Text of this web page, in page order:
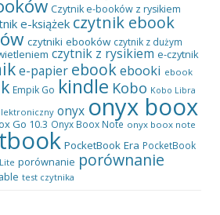
Czytnik e-booków z rysikiem
e-książek czytnik ebook
czytniki ebooków czytnik z dużym
czytnik z rysikiem e-czytnik
e-papier ebookebooki ebook
Empik Go kindle Kobo Kobo Libra
onyx onyx boox
Go 10.3 Onyx Boox Note onyx boox note
PocketBook Era PocketBook
porównanie porównanie
test czytnika